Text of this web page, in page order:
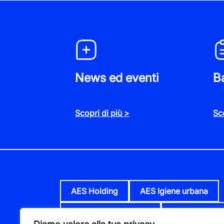
News ed eventi
Scopri di più >
AES Holding AES Igiene urbana
AES Parco